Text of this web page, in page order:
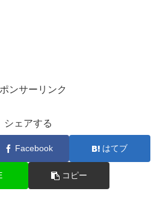
ンサーリンク
シェアする
Facebook はてブ
コピー